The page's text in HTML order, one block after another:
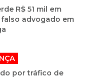
R$ 51 mil em
advogado em
por tráfico de